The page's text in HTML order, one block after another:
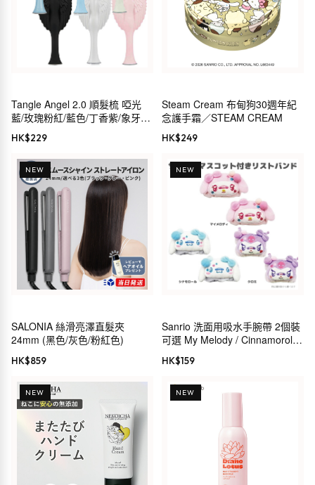
Tangle Angel 2.0 順髮梳 啞光
藍/玫瑰粉紅/藍色/丁香紫/象牙白/
啞光黑/啞光白/啞光粉紅
HK$229
Steam Cream 布甸狗30週年紀
念護手霜／STEAM CREAM
HK$249
NEW
SALONIA 絲滑亮澤直髮夾
24mm (黑色/灰色/粉紅色)
HK$859
NEW
Sanrio 洗面用吸水手腕帶 2個裝
可選 My Melody / Cinnamoroll /
Kuromi
HK$159
NEW NEW